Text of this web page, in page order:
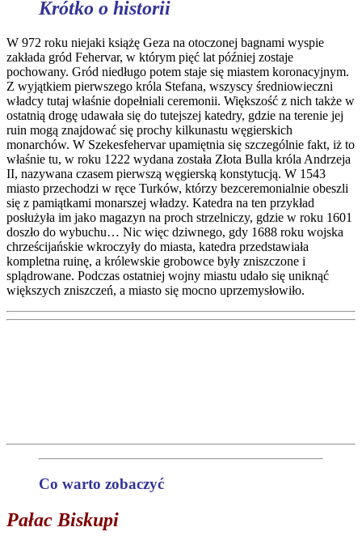
Krótko o historii
W 972 roku niejaki książę Geza na otoczonej bagnami wyspie
zakłada gród Fehervar, w którym pięć lat później zostaje
pochowany. Gród niedługo potem staje się miastem koronacyjnym.
Z wyjątkiem pierwszego króla Stefana, wszyscy średniowieczni
władcy tutaj właśnie dopełniali ceremonii. Większość z nich także w
ostatnią drogę udawała się do tutejszej katedry, gdzie na terenie jej
ruin mogą znajdować się prochy kilkunastu węgierskich
monarchów. W Szekesfehervar upamiętnia się szczególnie fakt, iż to
właśnie tu, w roku 1222 wydana została Złota Bulla króla Andrzeja
II, nazywana czasem pierwszą węgierską konstytucją. W 1543
miasto przechodzi w ręce Turków, którzy bezceremonialnie obeszli
się z pamiątkami monarszej władzy. Katedra na ten przykład
posłużyła im jako magazyn na proch strzelniczy, gdzie w roku 1601
doszło do wybuchu… Nic więc dziwnego, gdy 1688 roku wojska
chrześcijańskie wkroczyły do miasta, katedra przedstawiała
kompletna ruinę, a królewskie grobowce były zniszczone i
splądrowane. Podczas ostatniej wojny miastu udało się uniknąć
większych zniszczeń, a miasto się mocno uprzemysłowiło.
Co warto zobaczyć
Pałac Biskupi